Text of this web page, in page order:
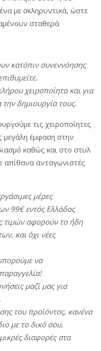
a
n
με σκληρυντικά, ώστε
σταθερά
κατόπιν συνεννόησης
χειροποίητα και για
δημιουργία τους.
τις χειροποίητες
μεγάλη έμφαση στην
καθώς και στο στυλ
απίθανα ανταγωνιστές
μέρες
99€εντός Ελλάδας
τιμών αφορούν το ήδη
, και όχι νέες
πορούμε να
αραγγελία!
μαζί μας για
τουπροϊόντος, κανένα
με το δικό σου,
μικρές διαφορές στα